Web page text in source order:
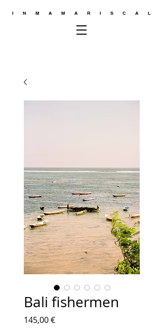
INMAMARISCAL
Bali fishermen
145,00 €Precio